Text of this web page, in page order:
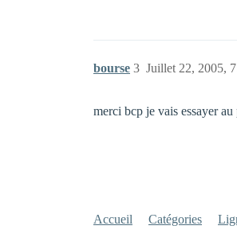
bourse Juillet 22, 2005,
3
merci bcp je vais essayer
Accueil Catégories